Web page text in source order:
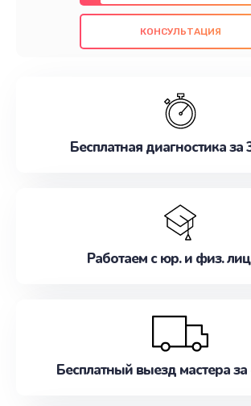
также гарантируем качество всех
проведенных работ. Наша цель -
наилучшим образом. Не медлите
КОНСУЛЬТАЦИЯ
Бесплатная диагностика за
Работаем с юр. и физ.
Бесплатный выезд мастера за